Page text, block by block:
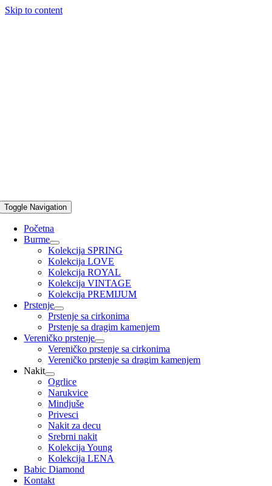
Skip to content
Toggle Navigation
Početna
Burme
Kolekcija SPRING
Kolekcija LOVE
Kolekcija ROYAL
Kolekcija VINTAGE
Kolekcija PREMIJUM
Prstenje
Prstenje sa cirkonima
Prstenje sa dragim kamenjem
Vereničko prstenje
Vereničko prstenje sa cirkonima
Vereničko prstenje sa dragim kamenjem
Nakit
Ogrlice
Narukvice
Mindjuše
Privesci
Nakit za decu
Srebrni nakit
Kolekcija Young
Kolekcija LENA
Babic Diamond
Kontakt